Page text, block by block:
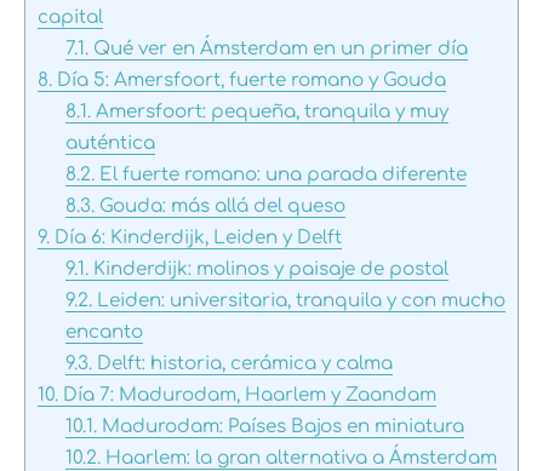
capital
7.1.Qué ver en Ámsterdam en un primer día
8. Día 5: Amersfoort, fuerte romano y Gouda
8.1.Amersfoort: pequeña, tranquila y muy
auténtica
8.2.El fuerte romano: una parada diferente
8.3.Gouda: más allá del queso
9. Día 6: Kinderdijk, Leiden y Delft
9.1.Kinderdijk: molinos y paisaje de postal
9.2.Leiden: universitaria, tranquila y con mucho
encanto
9.3.Delft: historia, cerámica y calma
10. Día 7: Madurodam, Haarlem y Zaandam
10.1.Madurodam: Países Bajos en miniatura
10.2.Haarlem: la gran alternativa a Ámsterdam